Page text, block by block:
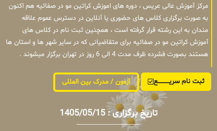
مرکز آموزش عالی عریس ، دوره های اموزش کراتین مو در صفائیه هم اکنون
به صورت برگزاری کلاس های حضوری یا آنلاین در دسترس عموم علاقه
مندان به این رشته قرار گرفته است ، همچنین ثبت نام در کلاس های
آموزش کراتین مو در صفائیه برای متقاضیانی که در سایر شهر ها و استان ها
هستند بصورت فشرده ظرف مدت 4 الی 6 روز در تهران برگزار میشوند .
ثبت نام سریــــــــــــع آزمون / مدرک بین المللی
تاریخ برگزاری : 1405/05/15